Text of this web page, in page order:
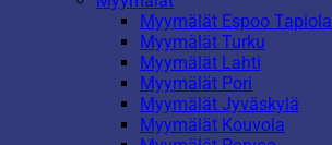
Myymälät Espoo Tapiola
Myymälät Turku
Myymälät Lahti
Myymälät Pori
Myymälät Jyväskylä
Myymälät Kouvola